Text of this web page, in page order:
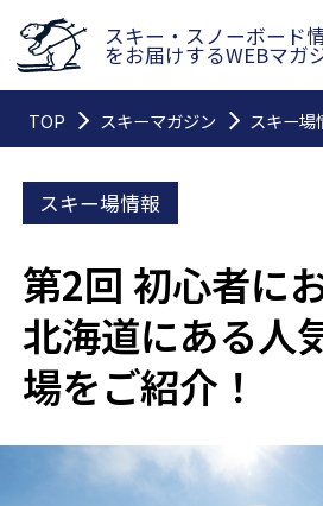
スキー・スノーボード
をお届けするWEBマガ
TOP スキーマガジン スキー場
スキー場情報
第2回 初心者に
北海道にある人
場をご紹介！